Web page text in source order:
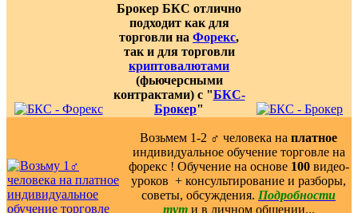
Брокер БКС отлично
подходит как для
торговли на Форекс,
так и для торговли
криптовалютами
(фьючерсными
контрактами) с "БКС-
Брокер"
Возьмем 1-2 ‍♂️ человека на платное
индивидуальное обучение торговле на
форекс ! Обучение на основе 100видео-
уроков ️ + консультирование и разборы,
советы, обсуждения. Подробности
тут и в личном общении...